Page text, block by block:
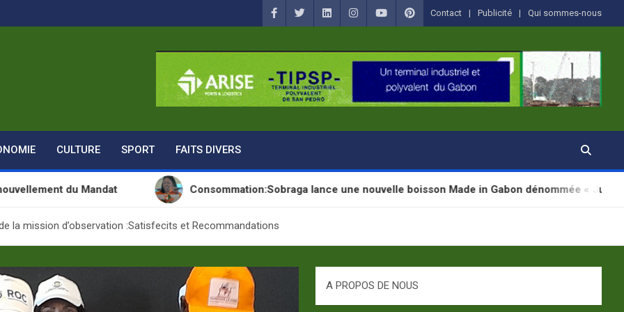
Contact Publicité Qui sommes-nous
CULTURE SPORT FAITS DIVERS
du Mandat Consommation:Sobraga lance une nouvelle boisson Made in Gabon dénommée « Jugab »
la mission d’observation :Satisfecits et Recommandations
A PROPOS DE NOUS